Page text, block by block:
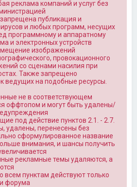
реклама компаний и услуг без
публикация и
и любых программ, несущих
программному и аппаратному
и электронных устройств
изображений
провокационного
со сценами насилия при
Также запрещено
ведущих на подобные ресурсы.
не в соответствующем
оффтопом и могут быть удалены/
под действие пунктов 2.1. - 2.7.
удалены, перенесены без
сформулированное название
внимания, и шансы получить
рекламные темы удаляются, а
всем пунктам действуют только
форума